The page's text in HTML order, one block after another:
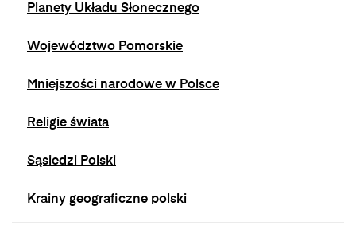
Planety Układu Słonecznego
Województwo Pomorskie
Mniejszości narodowe w Polsce
Religie świata
Sąsiedzi Polski
Krainy geograficzne polski